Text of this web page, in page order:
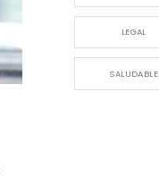
LEGAL
SALUDABLE